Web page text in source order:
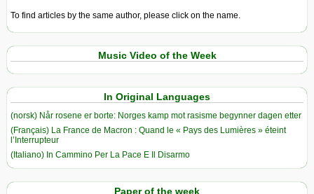
To find articles by the same author, please click on the name.
Music Video of the Week
In Original Languages
(norsk) Når rosene er borte: Norges kamp mot rasisme begynner dagen etter
(Français) La France de Macron : Quand le « Pays des Lumières » éteint
l’Interrupteur
(Italiano) In Cammino Per La Pace E Il Disarmo
Paper of the week